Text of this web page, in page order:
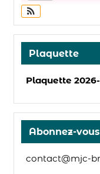
Plaquette
Plaquette
Abonnez-
contact@mjc-